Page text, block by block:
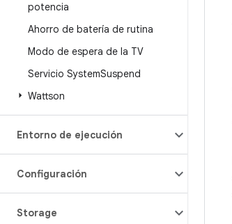
potencia
Ahorro de batería de rutina
Modo de espera de la TV
Servicio SystemSuspend
Wattson
Entorno de ejecución
Configuración
Storage